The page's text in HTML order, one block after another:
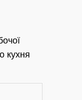
кухня